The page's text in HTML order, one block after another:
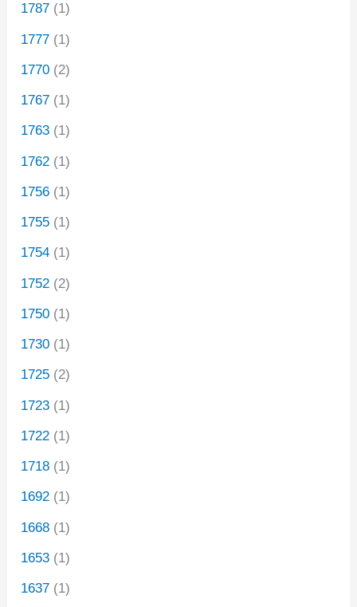
1787 (1)
1777 (1)
1770 (2)
1767 (1)
1763 (1)
1762 (1)
1756 (1)
1755 (1)
1754 (1)
1752 (2)
1750 (1)
1730 (1)
1725 (2)
1723 (1)
1722 (1)
1718 (1)
1692 (1)
1668 (1)
1653 (1)
1637 (1)